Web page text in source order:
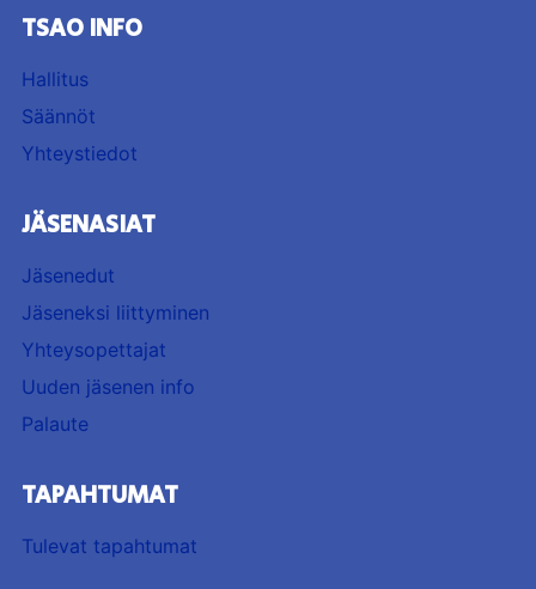
TSAO INFO
Hallitus
Säännöt
Yhteystiedot
JÄSENASIAT
Jäsenedut
Jäseneksi liittyminen
Yhteysopettajat
Uuden jäsenen info
Palaute
TAPAHTUMAT
Tulevat tapahtumat